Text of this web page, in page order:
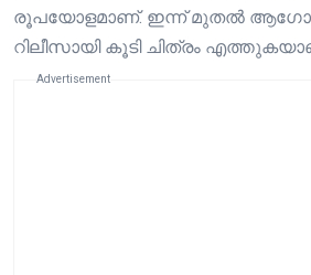
രൂപയോളമാണ്. ഇന്ന് മുതൽ
റിലീസായി കൂടി ചിത്രം
Advertisement